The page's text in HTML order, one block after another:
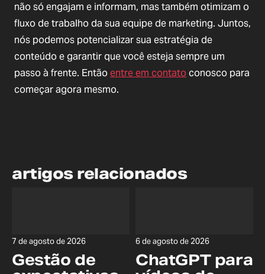
não só engajam e informam, mas também otimizam o
fluxo de trabalho da sua equipe de marketing. Juntos,
nós podemos potencializar sua estratégia de
conteúdo e garantir que você esteja sempre um
passo à frente. Entãoentre em contatoconosco para
começar agora mesmo.
artigos relacionados
Gestão de
7 de agosto de 2026
ChatGPT para
6 de agosto de 2026